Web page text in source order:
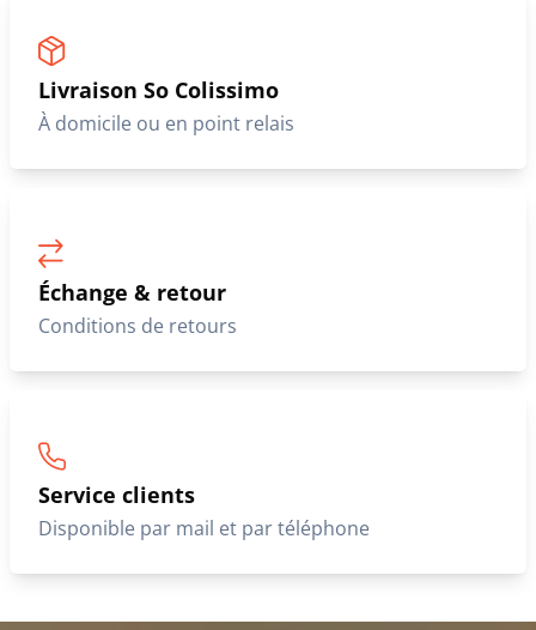
Livraison So Colissimo
À domicile ou en point relais
Échange & retour
Conditions de retours
Service clients
Disponible par mail et par téléphone